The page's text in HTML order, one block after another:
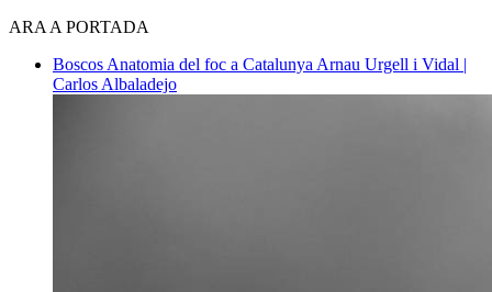
ARA A PORTADA
Boscos Anatomia del foc a Catalunya Arnau Urgell i Vidal |
Carlos Albaladejo